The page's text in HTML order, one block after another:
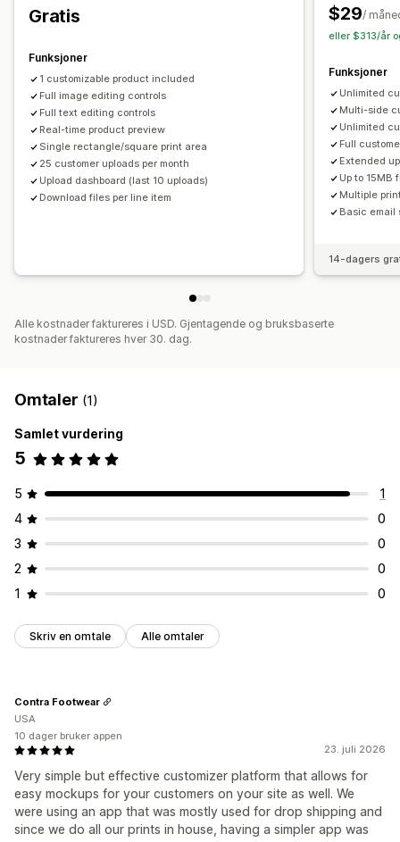
Gratis
Funksjoner
1 customizable product included
Full image editing controls
Full text editing controls
Real-time product preview
Single rectangle/square print area
25 customer uploads per month
Upload dashboard (last 10 uploads)
Download files per line item
$29/
eller $313/år
Funksjoner
Unlimited
Multi-side
Unlimited
Full
Extended
Up to 15MB
Multiple
Basic email
14-dagers
Alle kostnader faktureres i USD. Gjentagende og bruksbaserte
kostnader faktureres hver 30. dag.
Omtaler (1)
Samlet vurdering
5
5
1
4
0
3
0
2
0
1
0
Skriv en omtale Alle omtaler
23. juli 2026
Very simple but effective customizer platform that allows for
easy mockups for your customers on your site as well. We
were using an app that was mostly used for drop shipping and
since we do all our prints in house, having a simpler app was
Contra Footwear
USA
10 dager bruker appen